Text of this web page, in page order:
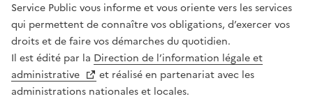
Service Public vous informe et vous oriente vers les services
qui permettent de connaître vos obligations, d’exercer vos
droits et de faire vos démarches du quotidien.
Il est édité par la Direction de l’information légale et
administrative
et réalisé en partenariat avec les
administrations nationales et locales.